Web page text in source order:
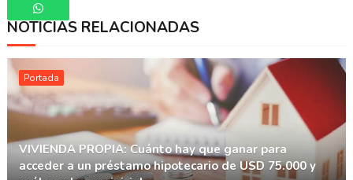
Whatsapp
NOTICIAS RELACIONADAS
Portada
VIVIENDA PROPIA: Cuánto hay que ganar para
acceder a un préstamo hipotecario de USD 75.000 y